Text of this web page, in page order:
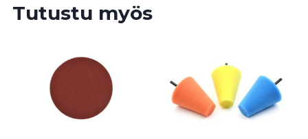
Tutustu myös